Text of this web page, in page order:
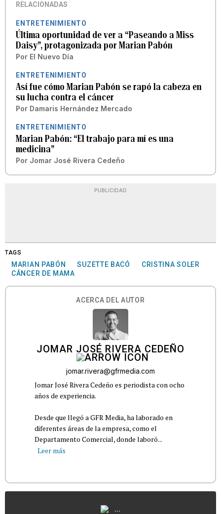
RELACIONADAS
ENTRETENIMIENTO
Última oportunidad de ver a “Paseando a Miss
Daisy”, protagonizada por Marian Pabón
Por El Nuevo Día
ENTRETENIMIENTO
Así fue cómo Marian Pabón se rapó la cabeza en
su lucha contra el cáncer
Por Damaris Hernández Mercado
ENTRETENIMIENTO
Marian Pabón: “El trabajo para mí es una
medicina”
Por Jomar José Rivera Cedeño
PUBLICIDAD
TAGS
MARIAN PABÓN SUZETTE BACÓ
CRISTINA SOLER
CÁNCER DE MAMA
ACERCA DEL AUTOR
JOMAR JOSÉ RIVERA CEDEÑO
jomar.rivera@gfrmedia.com
Jomar José Rivera Cedeño es periodista con ocho
años de experiencia.
Desde que llegó a GFR Media, ha laborado en
diferentes áreas de la empresa, como el
Departamento Comercial, donde laboró...
Leer más
...